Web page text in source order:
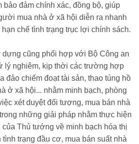
đảm chính xác, đồng bộ, giúp
mua nhà ở xã hội diễn ra nhanh
chế tình trạng trục lợi chính sách.
cũng phối hợp với Bộ Công an
lý nghiêm, kịp thời các trường hợp
đảo chiếm đoạt tài sản, thao túng hồ
ở xã hội... nhằm minh bạch, phòng
xét duyệt đối tượng, mua bán nhà
những giải pháp nhằm thực hiện
Thủ tướng về minh bạch hóa thị
trạng đầu cơ, mua bán suất nhà